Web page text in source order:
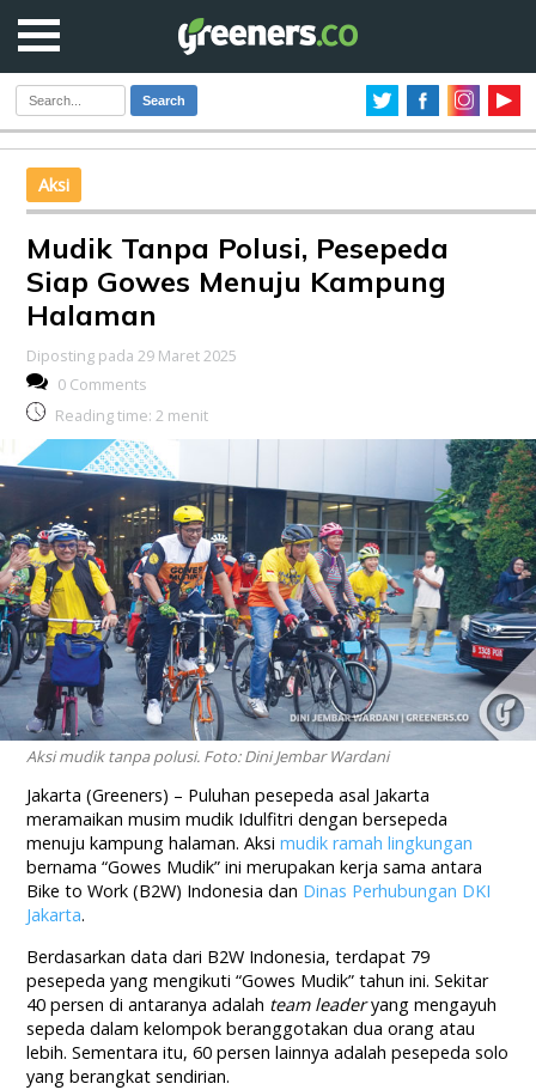
Search
Aksi
Mudik Tanpa Polusi, Pesepeda
Siap Gowes Menuju Kampung
Halaman
Diposting pada 29 Maret 2025
0 Comments
Reading time: 2 menit
Aksi mudik tanpa polusi. Foto: Dini Jembar Wardani
Jakarta (Greeners) – Puluhan pesepeda asal Jakarta
meramaikan musim mudik Idulfitri dengan bersepeda
menuju kampung halaman. Aksimudik ramah lingkungan
bernama “Gowes Mudik” ini merupakan kerja sama antara
Bike to Work (B2W) Indonesia dan Dinas Perhubungan DKI
Jakarta.
Berdasarkan data dari B2W Indonesia, terdapat 79
pesepeda yang mengikuti “Gowes Mudik” tahun ini. Sekitar
40 persen di antaranya adalah team leaderyang mengayuh
sepeda dalam kelompok beranggotakan dua orang atau
lebih. Sementara itu, 60 persen lainnya adalah pesepeda solo
yang berangkat sendirian.